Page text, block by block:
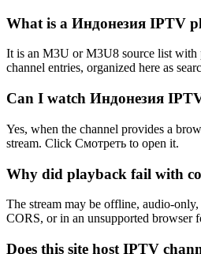
What is a Индонезия IPTV
It is an M3U or M3U8 source list
channel entries, organized here as
Can I watch Индонезия
Yes, when the channel provides a
stream. Click Смотреть to open it.
Why did playback fail with
The stream may be offline, audio-
CORS, or in an unsupported browser
Does this site host IPTV